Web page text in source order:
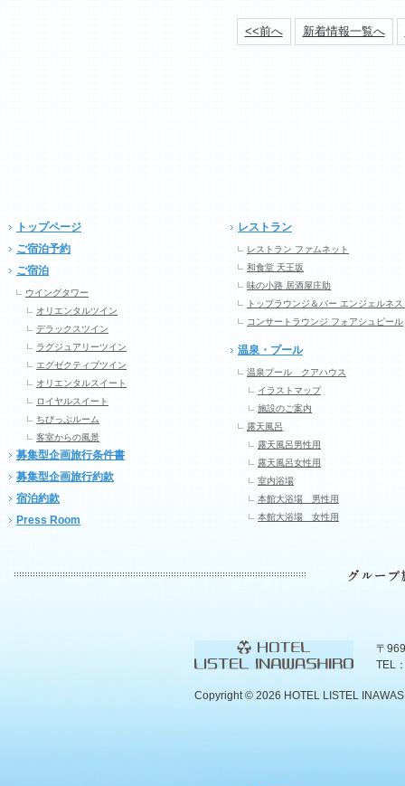
<<前へ 新着情報一覧へ
トップページ
ご宿泊予約
ご宿泊
ウイングタワー
オリエンタルツイン
デラックスツイン
ラグジュアリーツイン
エグゼクティブツイン
オリエンタルスイート
ロイヤルスイート
ちびっぷルーム
客室からの風景
募集型企画旅行条件書
募集型企画旅行約款
宿泊約款
Press Room
レストラン
レストラン ファムネット
和食堂 天王坂
味の小路 居酒屋庄助
トップラウンジ＆バー エンジェルネス
コンサートラウンジ フォアシュピール
温泉・プール
温泉プール クアハウス
イラストマップ
施設のご案内
露天風呂
露天風呂男性用
露天風呂女性用
室内浴場
本館大浴場 男性用
本館大浴場 女性用
〒
TEL
Copyright © 2026 HOTEL LISTEL